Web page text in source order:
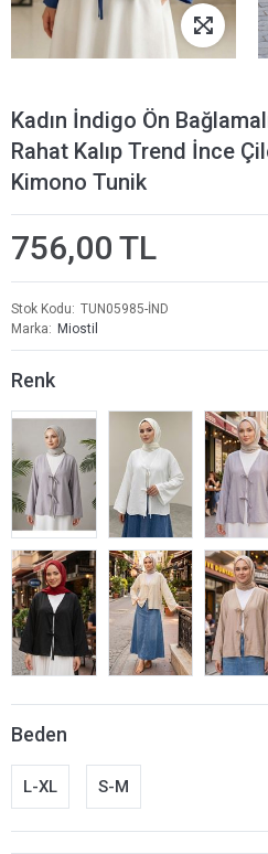
Kadın İndigo Ön
Rahat Kalıp Trend İnce
Kimono Tunik
756,00 TL
Stok Kodu
TUN05985-İND
Marka
Miostil
Renk
Beden
L-XL S-M